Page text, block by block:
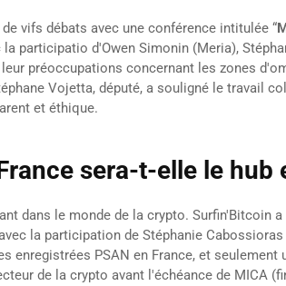
vifs débats avec une conférence intitulée “
la participatio d'Owen Simonin (Meria),
préoccupations concernant les zones
Vojetta, député, a souligné le travail
et éthique.
sera-t-elle le hub
dans le monde de la crypto. Surfin'Bitcoin
la participation de Stéphanie
enregistrées PSAN en France, et
de la crypto avant l'échéance de MICA